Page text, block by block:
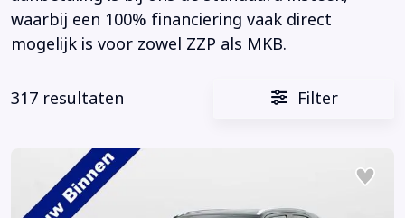
waarbij een 100% financiering vaak direct
mogelijk is voor zowel ZZP als MKB.
317 resultaten Filter